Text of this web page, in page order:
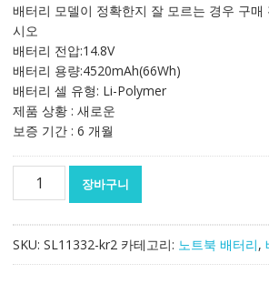
격:
격:
배터리 모델이 정확한지 잘 모르는 경우 구매
시오
배터리 전압:14.8V
배터리 용량:4520mAh(66Wh)
배터리 셀 유형: Li-Polymer
제품 상황 : 새로운
보증 기간 : 6 개월
터
장바구니
SKU: SL11332-kr2 카테고리: 노트북 배터리,